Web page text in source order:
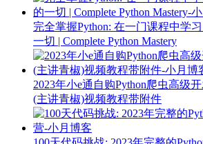
完全掌握Python: 在一门课程中学
一切 | Complete Python Mastery
2023年小e通自购Python爬虫高级
(主讲青椒)视频教程带附件